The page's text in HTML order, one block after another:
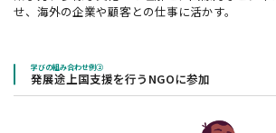
せ、海外の企業や顧客との仕事に活かす。
学びの組み合わせ例②
発展途上国支援を行うNGOに参加